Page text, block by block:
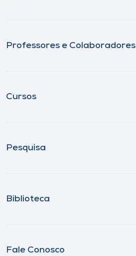
Professores e Colaboradores
Cursos
Pesquisa
Biblioteca
Fale Conosco